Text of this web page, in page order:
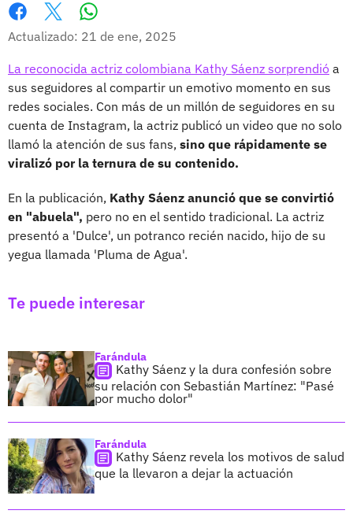
Facebook
X
Actualizado: 21 de ene, 2025
La reconocida actriz colombiana Kathy Sáenz sorprendió a
sus seguidores al compartir un emotivo momento en sus
redes sociales. Con más de un millón de seguidores en su
cuenta de Instagram, la actriz publicó un video que no solo
llamó la atención de sus fans, sino que rápidamente se
viralizó por la ternura de su contenido.
En la publicación, Kathy Sáenz anunció que se convirtió
en "abuela", pero no en el sentido tradicional. La actriz
presentó a 'Dulce', un potranco recién nacido, hijo de su
yegua llamada 'Pluma de Agua'.
Te puede interesar
Farándula
Kathy Sáenz y la dura confesión sobre
su relación con Sebastián Martínez: "Pasé
por mucho dolor"
Farándula
Kathy Sáenz revela los motivos de salud
que la llevaron a dejar la actuación